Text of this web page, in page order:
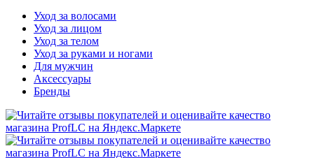
Уход за волосами
Уход за лицом
Уход за телом
Уход за руками и ногами
Для мужчин
Аксессуары
Бренды